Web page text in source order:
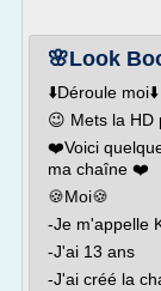
🌸Look
⬇️Déroule moi⬇️
😉 Mets la HD
❤️Voici
ma chaîne ❤️
🍪Moi🍪
-Je m'appelle
-J'ai 13 ans
-J'ai créé la